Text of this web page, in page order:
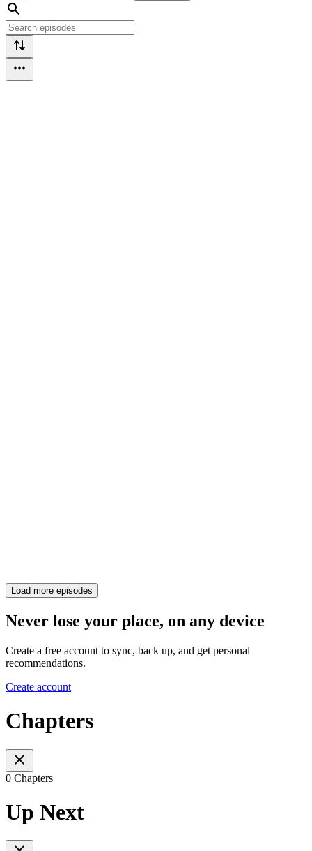
Load more episodes
Never lose your place, on any device
Create a free account to sync, back up, and get personal
recommendations.
Create account
Chapters
0 Chapters
Up Next